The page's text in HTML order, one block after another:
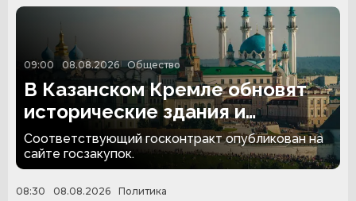
09:00 08.08.2026 Общество
В Казанском Кремле обновят
исторические здания и
территорию за 174,4 млн
рублей
Соответствующий госконтракт опубликован на
сайте госзакупок.
08:30 08.08.2026 Политика